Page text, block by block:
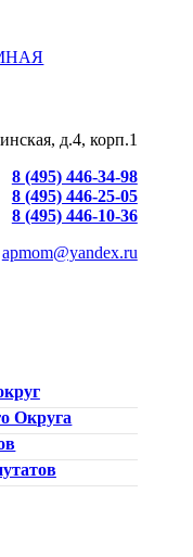
д.4, корп.1
8 (495) 446-34-98
8 (495) 446-25-05
8 (495) 446-10-36
apmom@yandex.ru
Округа